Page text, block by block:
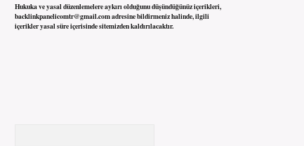
Hukuka ve yasal düzenlemelere aykırı olduğunu düşündüğünüz içerikleri,
backlinkpanelicomtr@gmail.comadresine bildirmeniz halinde, ilgili
içerikler yasal süre içerisinde sitemizden kaldırılacaktır.